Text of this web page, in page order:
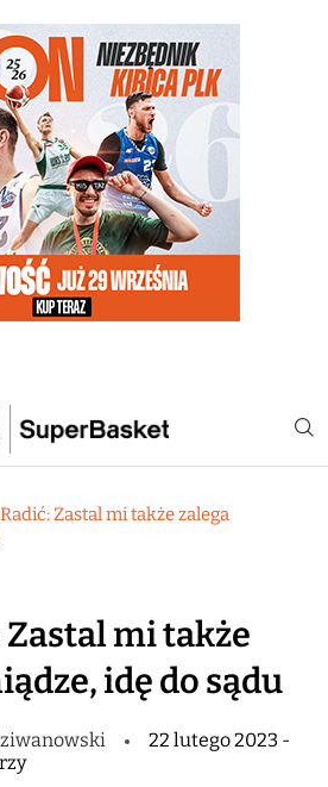
Zastal mi także zalega
Zastal mi także
idę do sądu
22 lutego 2023 -